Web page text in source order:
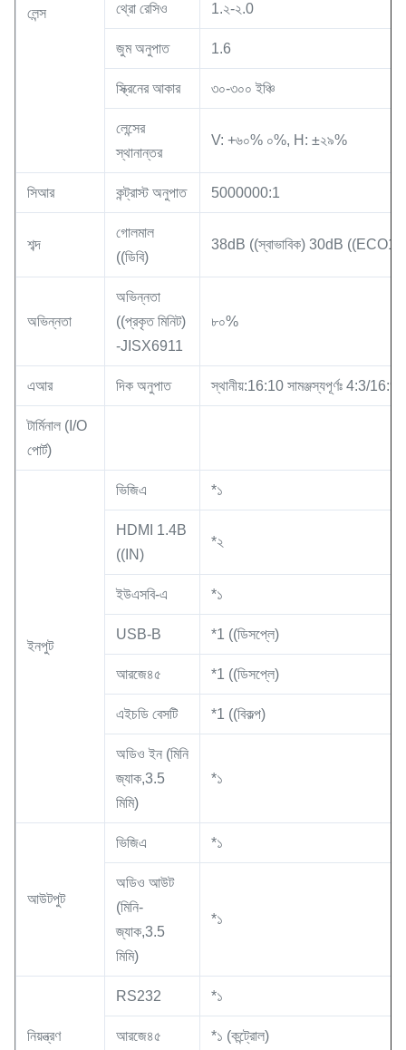
লেন্স
থ্রো রেসিও 1.২-২.0
জুম অনুপাত 1.6
স্ক্রিনের আকার ৩০-৩০০ ইঞ্চি
লেন্সের
স্থানান্তর
V: +৬০% ০%, H: ±২৯%
সিআর কন্ট্রাস্ট অনুপাত 5000000:1
শব্দ
গোলমাল
((ডিবি)
38dB ((স্বাভাবিক) 30dB
অভিন্নতা
অভিন্নতা
((প্রকৃত মিনিট)
-JISX6911
৮০%
এআর দিক অনুপাত স্থানীয়:16:10 সামঞ্জস্যপূর্ণঃ 4:3/16:9
টার্মিনাল (I/O
পোর্ট)
ইনপুট
ভিজিএ *১
HDMI 1.4B
((IN)
*২
ইউএসবি-এ *১
USB-B *1 ((ডিসপ্লে)
আরজে৪৫ *1 ((ডিসপ্লে)
এইচডি বেসটি *1 ((বিকল্প)
অডিও ইন (মিনি
জ্যাক,3.5
মিমি)
*১
আউটপুট
ভিজিএ *১
অডিও আউট
(মিনি-
জ্যাক,3.5
মিমি)
*১
নিয়ন্ত্রণ
RS232 *১
আরজে৪৫ *১ (কন্ট্রোল)